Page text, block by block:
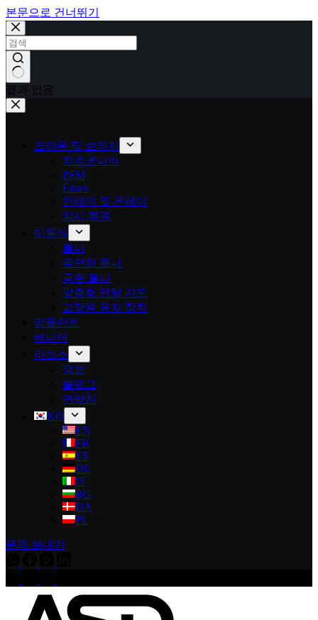
본문으로 건너뛰기
결과 없음
크라운 및 브리지
지르코니아
PFM
Emax
인레이 및 온레이
임시 복원
이동식
틀니
유연한 틀니
금속 틀니
맞춤형 덴탈 가드
교정용 유지 장치
임플란트
베니어
리소스
정보
블로그
연락처
KO
EN
FR
ES
DE
IT
BG
DA
PL
문의 보내기